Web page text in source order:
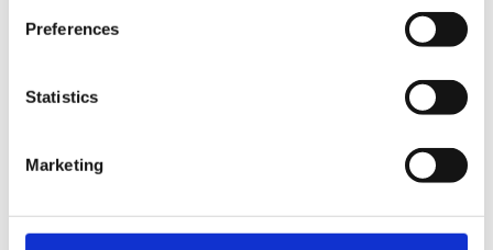
Preferences
Statistics
Marketing
Salaris: €3.500 – €5.000.
Geïnteresseerd? Neem
Jansen.
TERUG NAAR HET OVERZICHT